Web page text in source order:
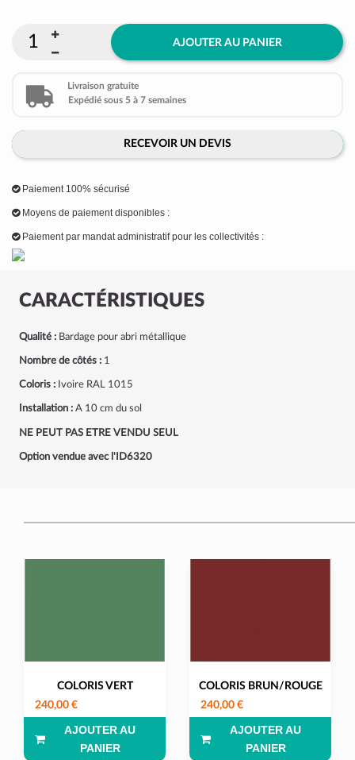
CARACTÉRISTIQUES
Qualité : Bardage pour abri métallique
Nombre de côtés : 1
Coloris : Ivoire RAL 1015
Installation : A 10 cm du sol
NE PEUT PAS ETRE VENDU SEUL
Option vendue avec l'ID6320
AJOUTER AU PANIER
Livraison gratuite
Expédié sous 5 à 7 semaines
RECEVOIR UN DEVIS
Paiement 100% sécurisé
Moyens de paiement disponibles :
Paiement par mandat administratif pour les collectivités :
COLORIS VERT
240,00 €
AJOUTER AU
PANIER
COLORIS BRUN/ROUGE
240,00 €
AJOUTER AU
PANIER